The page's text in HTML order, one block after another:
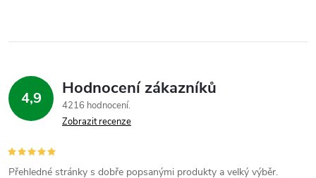
4,9 Hodnocení zákazníků
4216 hodnocení
Zobrazit recenze
Přehledné stránky s dobře popsanými produkty a velký výběr.